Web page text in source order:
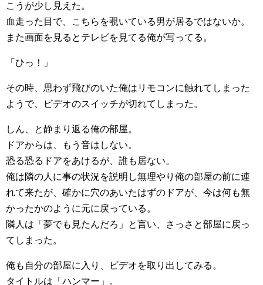
こうが少し見えた。
血走った目で、こちらを覗いている男が居るではないか。
また画面を見るとテレビを見てる俺が写ってる。
「ひっ！」
その時、思わず飛びのいた俺はリモコンに触れてしまった
ようで、ビデオのスイッチが切れてしまった。
しん、と静まり返る俺の部屋。
ドアからは、もう音はしない。
恐る恐るドアをあけるが、誰も居ない。
俺は隣の人に事の状況を説明し無理やり俺の部屋の前に連
れて来たが、確かに穴のあいたはずのドアが、今は何も無
かったかのように元に戻っている。
隣人は「夢でも見たんだろ」と言い、さっさと部屋に戻っ
てしまった。
俺も自分の部屋に入り、ビデオを取り出してみる。
タイトルは「ハンマー」。